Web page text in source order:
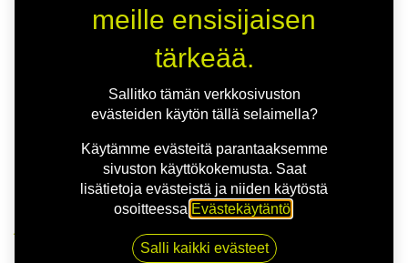
NITRO AERO FF D.SLV | 8X20 5-112 E40 C57,1 R12,8
meille ensisijaisen
tärkeää.
Sallitko tämän verkkosivuston
evästeiden käytön tällä selaimella?
Käytämme evästeitä parantaaksemme
sivuston käyttökokemusta. Saat
lisätietoja evästeistä ja niiden käytöstä
osoitteessa Evästekäytäntö
Salli kaikki evästeet